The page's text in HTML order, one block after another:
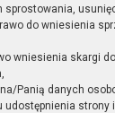
sprostowania,
do wniesienia
wniesienia skargi
Panią danych
udostępnienia strony